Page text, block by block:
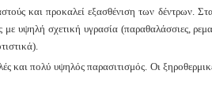
και προκαλεί εξασθένιση των δέντρων.
υψηλή σχετική υγρασία (παραθαλάσσιες,
και πολύ υψηλός παρασιτισμός. Οι